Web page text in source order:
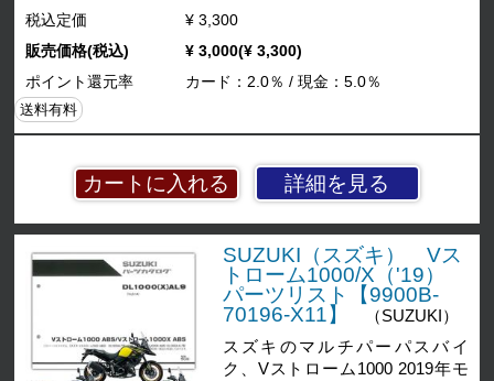
詳細を見る
税込定価
¥ 3,300
販売価格(税込)
¥ 3,000(¥ 3,300)
ポイント還元率
カード：2.0％ / 現金：5.0％
送料有料
SUZUKI（スズキ） Vス
トローム1000/X（'19）
パーツリスト【9900B-
70196-X11】
（SUZUKI）
スズキのマルチパーパスバイ
ク、Vストローム1000 2019年モ